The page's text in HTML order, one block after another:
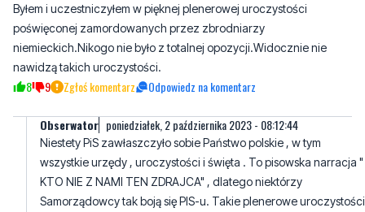
Byłem i uczestniczyłem w pięknej plenerowej uroczystości
poświęconej zamordowanych przez zbrodniarzy
niemieckich.Nikogo nie było z totalnej opozycji.Widocznie nie
nawidzą takich uroczystości.
8 9 Zgłoś komentarz Odpowiedz na komentarz
Obserwator poniedziałek, 2 października 2023 - 08:12:44
Niestety PiS zawłaszczyło sobie Państwo polskie , w tym
wszystkie urzędy , uroczystości i święta . To pisowska narracja "
KTO NIE Z NAMI TEN ZDRAJCA" , dlatego niektórzy
Samorządowcy tak boją się PIS-u. Takie plenerowe uroczystości